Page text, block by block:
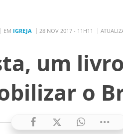
EM IGREJA 28 NOV 2017 - 11H11
um
o